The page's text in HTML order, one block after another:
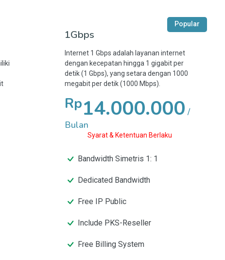
Popular
1Gbps
Internet 1 Gbps adalah layanan internet
dengan kecepatan hingga 1 gigabit per
detik (1 Gbps), yang setara dengan 1000
megabit per detik (1000 Mbps).
Rp14.000.000 /
Bulan
Syarat & Ketentuan Berlaku
Bandwidth Simetris 1: 1
Dedicated Bandwidth
Free IP Public
Include PKS-Reseller
Free Billing System